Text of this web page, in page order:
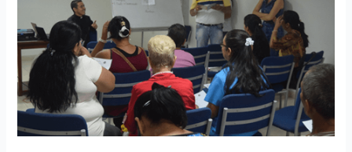
mensajeros
en
cada
vicaría